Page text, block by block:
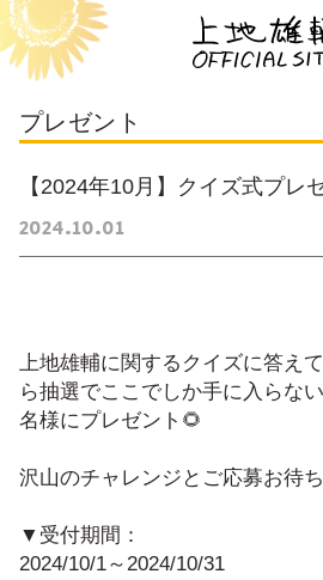
プレゼント
【2024年10月】クイズ式プレ
2024 10 01
上地雄輔に関するクイズに答え
ら抽選でここでしか手に入らな
名様にプレゼント🌻
沢山のチャレンジとご応募お待
▼受付期間：
2024/10/1～2024/10/31